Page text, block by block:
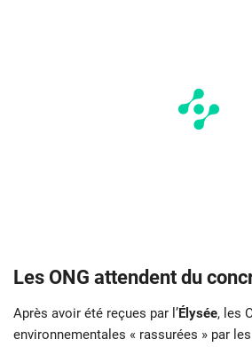
Les ONG attendent du
Après avoir été reçues par l’Élysée, les
environnementales « rassurées » par